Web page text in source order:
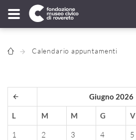
Calendario appuntamenti
Giugno 2026
L M M G V
1 2 3 4 5